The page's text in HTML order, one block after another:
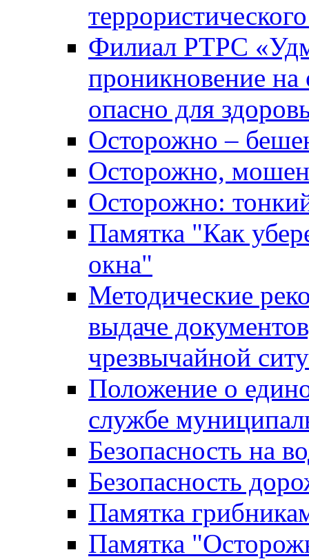
Филиал РТРС
проникновение на
опасно для
Осторожно –
Осторожно,
Осторожно:
Памятка "Как
окна"
Методические
выдаче
чрезвычайной
Положение о
службе
Безопасность на
Безопасность
Памятка
Памятка